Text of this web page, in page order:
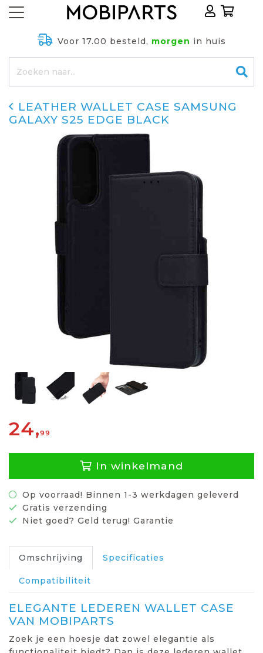
Voor 17.00 besteld, morgen in huis
LEATHER WALLET CASE SAMSUNG
GALAXY S25 EDGE BLACK
24,99
In winkelmand
Op voorraad! Binnen 1-3 werkdagen geleverd
Gratis verzending
Niet goed? Geld terug! Garantie
Omschrijving Specificaties
Compatibiliteit
ELEGANTE LEDEREN WALLET CASE
VAN MOBIPARTS
Zoek je een hoesje dat zowel elegantie als